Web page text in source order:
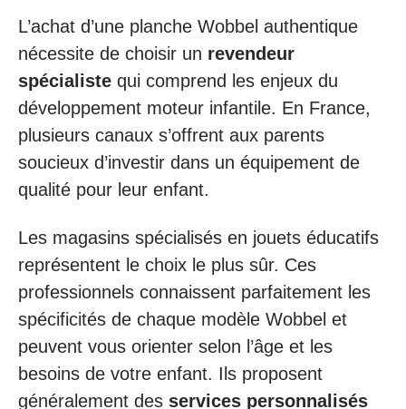
L’achat d’une planche Wobbel authentique
nécessite de choisir un revendeur
spécialiste qui comprend les enjeux du
développement moteur infantile. En France,
plusieurs canaux s’offrent aux parents
soucieux d’investir dans un équipement de
qualité pour leur enfant.
Les magasins spécialisés en jouets éducatifs
représentent le choix le plus sûr. Ces
professionnels connaissent parfaitement les
spécificités de chaque modèle Wobbel et
peuvent vous orienter selon l’âge et les
besoins de votre enfant. Ils proposent
généralement des services personnalisés